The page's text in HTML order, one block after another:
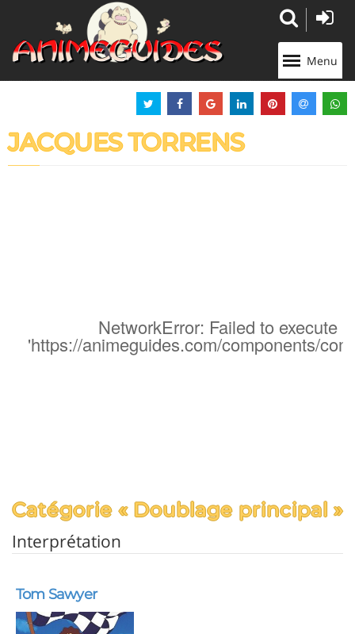
Menu
JACQUES TORRENS
NetworkError: Failed to execute
'https://animeguides.com/components/
Catégorie « Doublage principal »
Interprétation
Tom Sawyer
Panneau de gestion des cookies